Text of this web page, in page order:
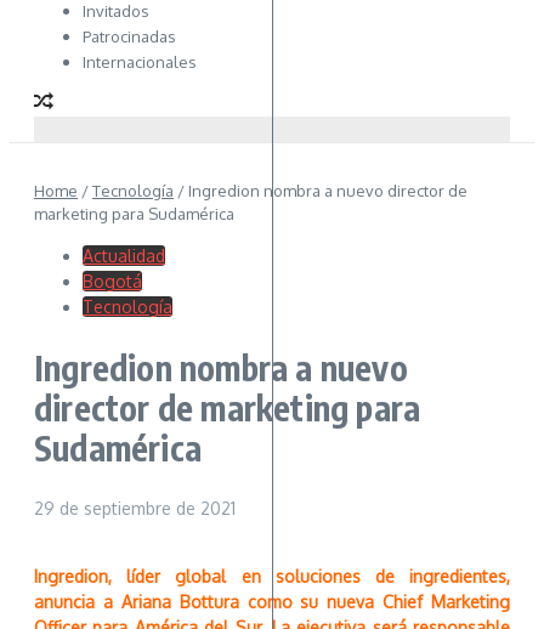
Invitados
Patrocinadas
Internacionales
Home /Tecnología / Ingredion nombra a nuevo director de
marketing para Sudamérica
Actualidad
Bogotá
Tecnología
Ingredion nombra a nuevo
director de marketing para
Sudamérica
29 de septiembre de 2021
Ingredion, líder global en soluciones de ingredientes,
anuncia a Ariana Bottura como su nueva Chief Marketing